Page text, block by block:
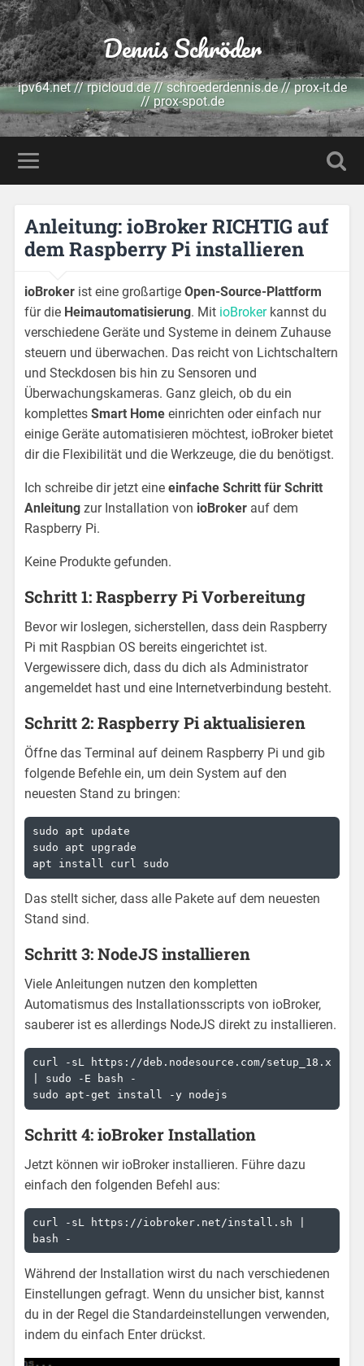
Dennis Schröder
ipv64.net // rpicloud.de // schroederdennis.de // prox-it.de
// prox-spot.de
Anleitung: ioBroker RICHTIG auf
dem Raspberry Pi installieren
ioBroker ist eine großartigeOpen-Source-Plattform
für die Heimautomatisierung. Mit ioBroker kannst du
verschiedene Geräte und Systeme in deinem Zuhause
steuern und überwachen. Das reicht von Lichtschaltern
und Steckdosen bis hin zu Sensoren und
Überwachungskameras. Ganz gleich, ob du ein
komplettesSmart Home einrichten oder einfach nur
einige Geräte automatisieren möchtest, ioBroker bietet
dir die Flexibilität und die Werkzeuge, die du benötigst.
Ich schreibe dir jetzt eineeinfache Schritt für Schritt
Anleitung zur Installation von ioBroker auf dem
Raspberry Pi.
Keine Produkte gefunden.
Schritt 1: Raspberry Pi Vorbereitung
Bevor wir loslegen, sicherstellen, dass dein Raspberry
Pi mit Raspbian OS bereits eingerichtet ist.
Vergewissere dich, dass du dich als Administrator
angemeldet hast und eine Internetverbindung besteht.
Schritt 2: Raspberry Pi aktualisieren
Öffne das Terminal auf deinem Raspberry Pi und gib
folgende Befehle ein, um dein System auf den
neuesten Stand zu bringen:
sudo apt update
sudo apt upgrade
apt install curl sudo
Das stellt sicher, dass alle Pakete auf dem neuesten
Stand sind.
Schritt 3: NodeJS installieren
Viele Anleitungen nutzen den kompletten
Automatismus des Installationsscripts von ioBroker,
sauberer ist es allerdings NodeJS direkt zu installieren.
curl -sL https://deb.nodesource.com/setup_18.x
| sudo -E bash -
sudo apt-get install -y nodejs
Schritt 4: ioBroker Installation
Jetzt können wir ioBroker installieren. Führe dazu
einfach den folgenden Befehl aus:
curl -sL https://iobroker.net/install.sh |
bash -
Während der Installation wirst du nach verschiedenen
Einstellungen gefragt. Wenn du unsicher bist, kannst
du in der Regel die Standardeinstellungen verwenden,
indem du einfach Enter drückst.